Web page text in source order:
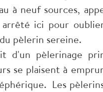
à neuf sources,
arrêté ici pour
pèlerin sereine.
d'un pèlerinage
se plaisent à
Les